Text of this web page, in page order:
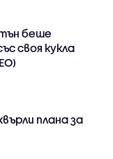
беше
своя кукла
плана за